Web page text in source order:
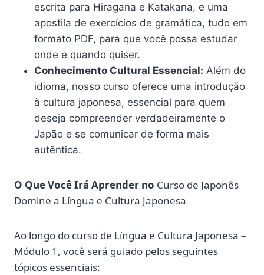
escrita para Hiragana e Katakana, e uma
apostila de exercícios de gramática, tudo em
formato PDF, para que você possa estudar
onde e quando quiser.
Conhecimento Cultural Essencial: Além do
idioma, nosso curso oferece uma introdução
à cultura japonesa, essencial para quem
deseja compreender verdadeiramente o
Japão e se comunicar de forma mais
autêntica.
O Que Você Irá Aprender no Curso de Japonês
Domine a Língua e Cultura Japonesa
Ao longo do curso de Língua e Cultura Japonesa –
Módulo 1, você será guiado pelos seguintes
tópicos essenciais: